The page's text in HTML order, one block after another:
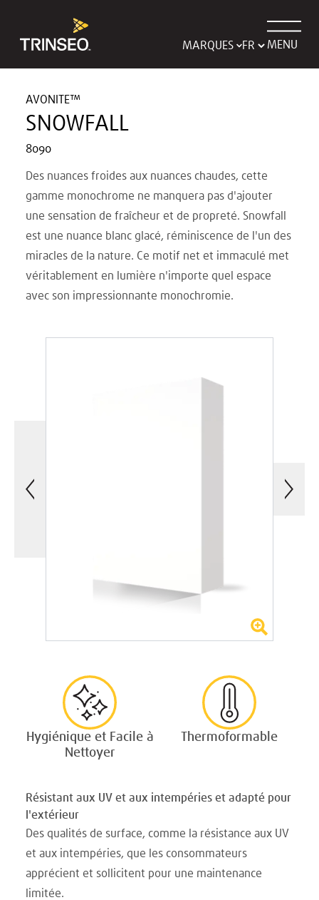
MARQUES MENU
AVONITE™
SNOWFALL
8090
Des nuances froides aux nuances chaudes, cette
gamme monochrome ne manquera pas d'ajouter
une sensation de fraîcheur et de propreté. Snowfall
est une nuance blanc glacé, réminiscence de l'un des
miracles de la nature. Ce motif net et immaculé met
véritablement en lumière n'importe quel espace
avec son impressionnante monochromie.
Hygiénique et Facile à
Nettoyer
Thermoformable
Résistant aux UV et aux intempéries et adapté pour
l'extérieur
Des qualités de surface, comme la résistance aux UV
et aux intempéries, que les consommateurs
apprécient et sollicitent pour une maintenance
limitée.